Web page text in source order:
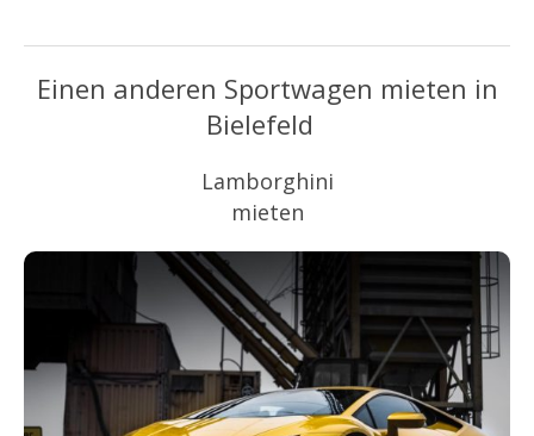
Einen anderen Sportwagen mieten in
Bielefeld
Lamborghini
mieten